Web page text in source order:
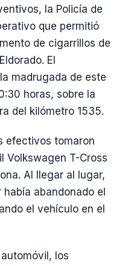
la Policía de
que permitió
de cigarrillos de
El
madrugada de este
horas, sobre la
del kilómetro 1535.
efectivos tomaron
Volkswagen T-Cross
Al llegar al lugar,
abandonado el
el vehículo en el
los